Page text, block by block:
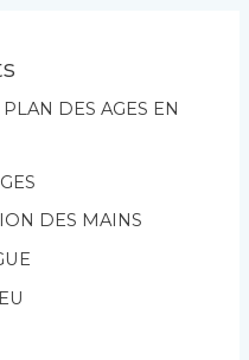
DES AGES EN
DES MAINS